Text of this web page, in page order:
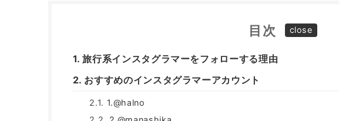
目次
旅行系インスタグラマーをフォローする理由
おすすめのインスタグラマーアカウント
1.@halno